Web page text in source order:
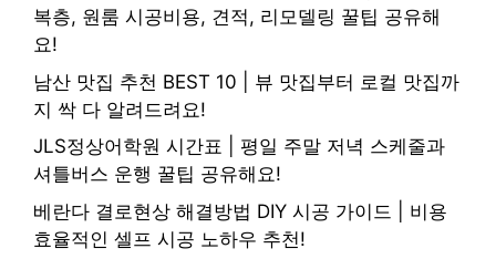
복층, 원룸 시공비용, 견적, 리모델링 꿀팁 공유해
요!
남산 맛집 추천 BEST 10 | 뷰 맛집부터 로컬 맛집까
지 싹 다 알려드려요!
JLS정상어학원 시간표 | 평일 주말 저녁 스케줄과
셔틀버스 운행 꿀팁 공유해요!
베란다 결로현상 해결방법 DIY 시공 가이드 | 비용
효율적인 셀프 시공 노하우 추천!